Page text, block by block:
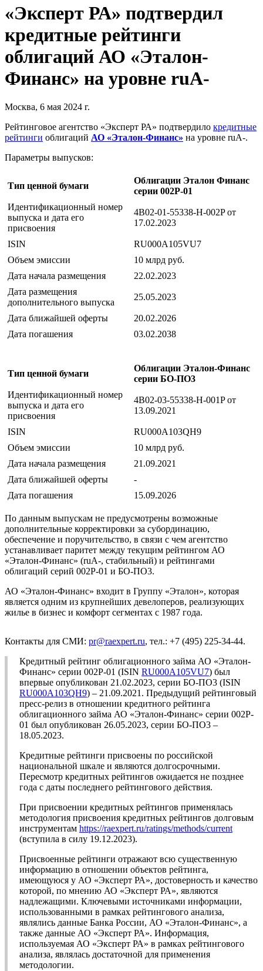
«Эксперт РА» подтвердил
кредитные рейтинги
облигаций АО «Эталон-
Финанс» на уровне ruA-
Москва, 6 мая 2024 г.
Рейтинговое агентство «Эксперт РА» подтвердило кредитные
рейтинги облигаций АО «Эталон-Финанс» на уровне ruA-.
Параметры выпусков:
Тип ценной бумаги
Облигации Эталон Финанс
серии 002P-01
Идентификационный номер
выпуска и дата его
присвоения
4B02-01-55338-H-002P от
17.02.2023
ISIN
RU000A105VU7
Объем эмиссии
10 млрд руб.
Дата начала размещения
22.02.2023
Дата размещения
дополнительного выпуска
25.05.2023
Дата ближайшей оферты
20.02.2026
Дата погашения
03.02.2038
Тип ценной бумаги
Облигации Эталон-Финанс
серии БO-ПO3
Идентификационный номер
выпуска и дата его
присвоения
4B02-03-55338-H-001P от
13.09.2021
ISIN
RU000A103QH9
Объем эмиссии
10 млрд руб.
Дата начала размещения
21.09.2021
Дата ближайшей оферты
-
Дата погашения
15.09.2026
По данным выпускам не предусмотрены возможные
дополнительные корректировки за субординацию,
обеспечение и поручительство, в связи с чем агентство
устанавливает паритет между текущим рейтингом АО
«Эталон-Финанс» (ruA-, стабильный) и рейтингами
облигаций серий 002P-01 и БO-ПO3.
АО «Эталон-Финанс» входит в Группу «Эталон», которая
является одним из крупнейших девелоперов, реализующих
жилье в бизнес и комфорт сегментах с 1987 года.
Контакты для СМИ: pr@raexpert.ru, тел.: +7 (495) 225-34-44.
Кредитный рейтинг облигационного займа АО «Эталон-
Финанс» серии 002P-01 (ISIN RU000A105VU7) был
впервые опубликован 21.02.2023, серии БO-ПO3 (ISIN
RU000A103QH9) – 21.09.2021. Предыдущий рейтинговый
пресс-релиз в отношении кредитного рейтинга
облигационного займа АО «Эталон-Финанс» серии 002P-
01 был опубликован 26.05.2023, серии БO-ПO3 –
18.05.2023.
Кредитные рейтинги присвоены по российской
национальной шкале и являются долгосрочными.
Пересмотр кредитных рейтингов ожидается не позднее
года с даты последнего рейтингового действия.
При присвоении кредитных рейтингов применялась
методология присвоения кредитных рейтингов долговым
инструментам https://raexpert.ru/ratings/methods/current
(вступила в силу 19.12.2023).
Присвоенные рейтинги отражают всю существенную
информацию в отношении объектов рейтинга,
имеющуюся у АО «Эксперт РА», достоверность и качество
которой, по мнению АО «Эксперт РА», являются
надлежащими. Ключевыми источниками информации,
использованными в рамках рейтингового анализа,
являлись данные Банка России, АО «Эталон-Финанс», а
также данные АО «Эксперт РА». Информация,
используемая АО «Эксперт РА» в рамках рейтингового
анализа, являлась достаточной для применения
методологии.